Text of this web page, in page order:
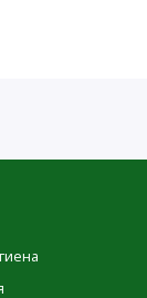
детей месте. В